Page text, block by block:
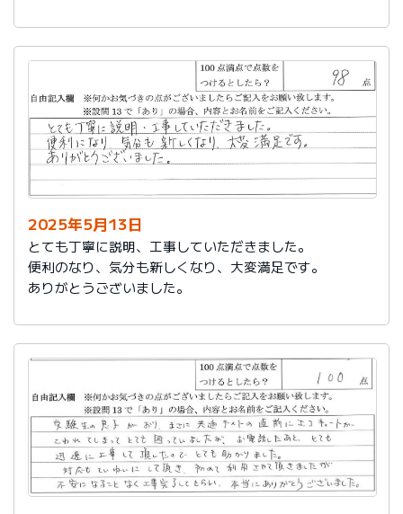
2025年5月13日
とても丁寧に説明、工事していただきました。
便利のなり、気分も新しくなり、大変満足です。
ありがとうございました。